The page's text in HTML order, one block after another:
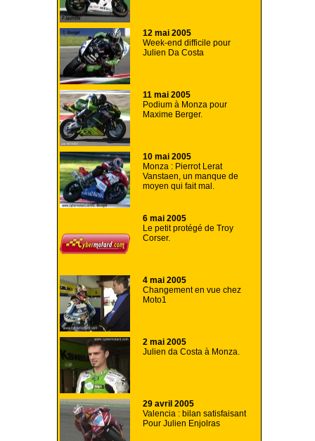
12 mai 2005
Week-end difficile pour
Julien Da Costa
11 mai 2005
Podium à Monza pour
Maxime Berger.
10 mai 2005
Monza : Pierrot Lerat
Vanstaen, un manque de
moyen qui fait mal.
6 mai 2005
Le petit protégé de Troy
Corser.
4 mai 2005
Changement en vue chez
Moto1
2 mai 2005
Julien da Costa à Monza.
29 avril 2005
Valencia : bilan satisfaisant
Pour Julien Enjolras